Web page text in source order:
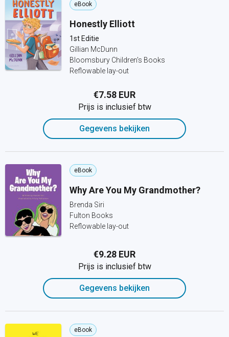
eBook
Honestly Elliott
1st Editie
Gillian McDunn
Bloomsbury Children's Books
Reflowable lay-out
€7.58 EUR
Prijs is inclusief btw
Gegevens bekijken
eBook
Why Are You My Grandmother?
Brenda Siri
Fulton Books
Reflowable lay-out
€9.28 EUR
Prijs is inclusief btw
Gegevens bekijken
eBook